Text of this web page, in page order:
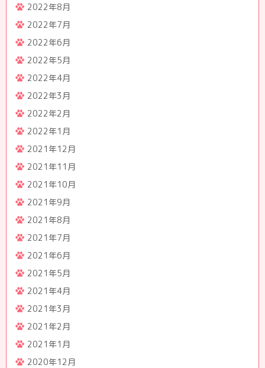
2022年8月
2022年7月
2022年6月
2022年5月
2022年4月
2022年3月
2022年2月
2022年1月
2021年12月
2021年11月
2021年10月
2021年9月
2021年8月
2021年7月
2021年6月
2021年5月
2021年4月
2021年3月
2021年2月
2021年1月
2020年12月